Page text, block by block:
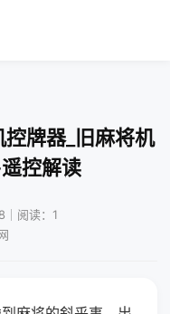
牌器_旧麻将机
控解读
阅读：1